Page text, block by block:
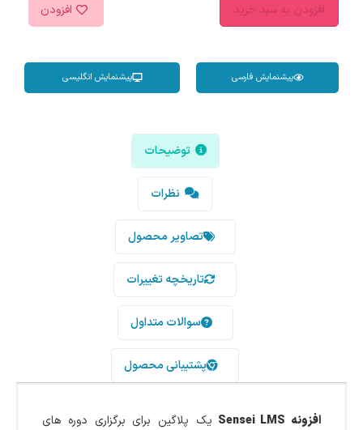
افزودن به سبد خرید افزودن
پیشنمایش فارسی پیشنمایش انگلیسی
توضیحات
نظرات
تصاویر محصول
تاریخچه تغییرات
سوالات متداول
پشتیبانی محصول
افزونه Sensei LMS
یک پلاگین برای برگزاری دوره های